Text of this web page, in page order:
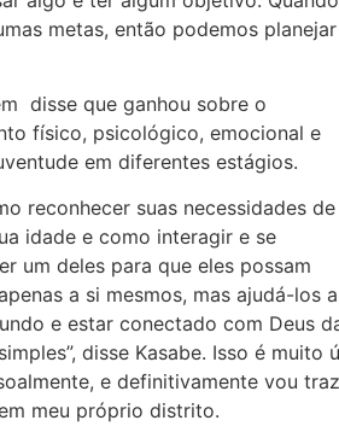
metas, então podemos planejar
disse que ganhou sobre o
físico, psicológico, emocional e
em diferentes estágios.
reconhecer suas necessidades de
idade e como interagir e se
um deles para que eles possam
a si mesmos, mas ajudá-los a
e estar conectado com Deus
disse Kasabe. Isso é muito
e definitivamente vou
meu próprio distrito.